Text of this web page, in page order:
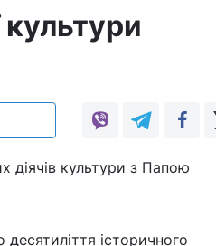
культури
діячів культури з Папою
історичного